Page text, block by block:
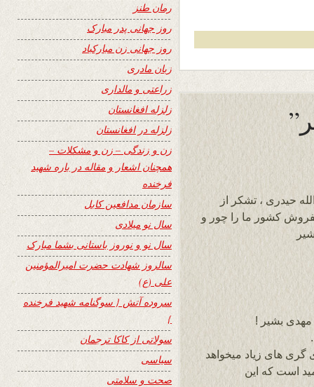
حیدری ، تشکر از
کشور ما را چور و
مهدی بشیر !
های زیاد میخواهد
است که این
رمان طنز
روز جهانی پدر مبارک
روز جهانی زن مبارکباد
زبان مادری
زراعتی و مالداری
زلزله افغانستان
زلزله در افغانستان
زن و زندگی – زن و مشکلات –
همچنان اشعار و مقاله در باره شهید
فرخنده
سازمان مدافعین کابل
سال نو میلادی
سال نو و نوروز باستانی بشما مبارک
سالروز شهادت حضرت امیرالمؤمنین
علی (ع)
سروده آتش { سوگنامه شهید فرخنده
}
سولاتی از کاکا ترجمان
سیاسی
صحت و سلامتی